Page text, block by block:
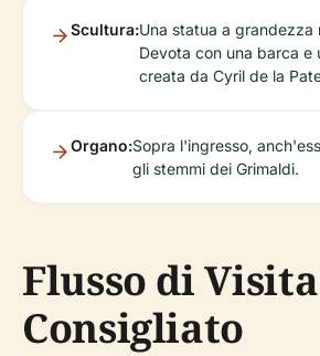
Scultura:Una statua a grandezza
Devota con una barca e
creata da Cyril de la
Organo:Sopra l'ingresso,
gli stemmi dei Grimaldi.
Flusso di Visita
Consigliato